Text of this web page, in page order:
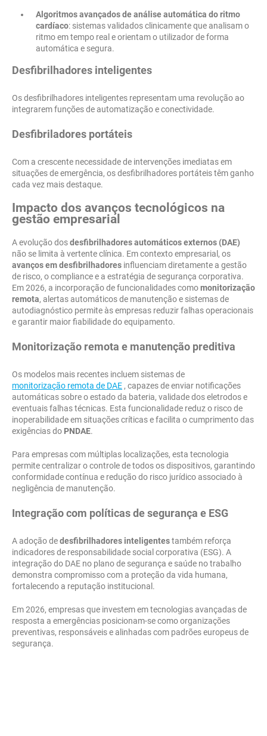
Algoritmos avançados de análise automática do ritmo
cardíaco: sistemas validados clinicamente que analisam o
ritmo em tempo real e orientam o utilizador de forma
automática e segura.
Desfibrilhadores inteligentes
Os desfibrilhadores inteligentes representam uma revolução ao
integrarem funções de automatização e conectividade.
Desfibriladores portáteis
Com a crescente necessidade de intervenções imediatas em
situações de emergência, os desfibrilhadores portáteis têm ganho
cada vez mais destaque.
Impacto dos avanços tecnológicos na
gestão empresarial
A evolução dosdesfibrilhadores automáticos externos (DAE)
não se limita à vertente clínica. Em contexto empresarial, os
avanços em desfibrilhadores influenciam diretamente a gestão
de risco, o compliance e a estratégia de segurança corporativa.
Em 2026, a incorporação de funcionalidades comomonitorização
remota, alertas automáticos de manutenção e sistemas de
autodiagnóstico permite às empresas reduzir falhas operacionais
e garantir maior fiabilidade do equipamento.
Monitorização remota e manutenção preditiva
Os modelos mais recentes incluem sistemas de
monitorização remota de DAE , capazes de enviar notificações
automáticas sobre o estado da bateria, validade dos eletrodos e
eventuais falhas técnicas. Esta funcionalidade reduz o risco de
inoperabilidade em situações críticas e facilita o cumprimento das
exigências do PNDAE.
Para empresas com múltiplas localizações, esta tecnologia
permite centralizar o controle de todos os dispositivos, garantindo
conformidade contínua e redução do risco jurídico associado à
negligência de manutenção.
Integração com políticas de segurança e ESG
A adoção dedesfibrilhadores inteligentestambém reforça
indicadores de responsabilidade social corporativa (ESG). A
integração do DAE no plano de segurança e saúde no trabalho
demonstra compromisso com a proteção da vida humana,
fortalecendo a reputação institucional.
Em 2026, empresas que investem em tecnologias avançadas de
resposta a emergências posicionam-se como organizações
preventivas, responsáveis e alinhadas com padrões europeus de
segurança.